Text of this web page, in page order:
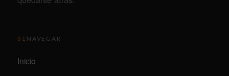
01 NAVEGAR
Inicio